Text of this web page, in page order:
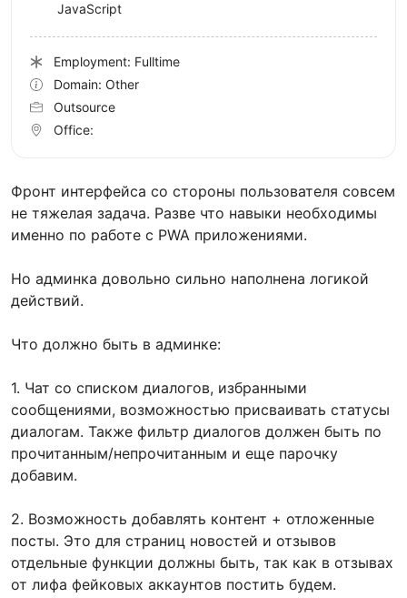
Фронт интерфейса со стороны пользователя совсем
не тяжелая задача. Разве что навыки необходимы
именно по работе с PWA приложениями.
Но админка довольно сильно наполнена логикой
действий.
Что должно быть в админке:
1. Чат со списком диалогов, избранными
сообщениями, возможностью присваивать статусы
диалогам. Также фильтр диалогов должен быть по
прочитанным/непрочитанным и еще парочку
добавим.
2. Возможность добавлять контент + отложенные
посты. Это для страниц новостей и отзывов
отдельные функции должны быть, так как в отзывах
от лифа фейковых аккаунтов постить будем.
JavaScript
Employment: Fulltime
Domain: Other
Outsource
Office: